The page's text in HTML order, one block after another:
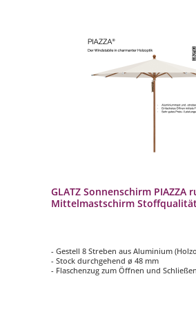
GLATZ Sonnenschirm PIAZZA
Mittelmastschirm Stoffqualität
- Gestell 8 Streben aus Aluminium
- Stock durchgehend ø 48 mm
- Flaschenzug zum Öffnen und